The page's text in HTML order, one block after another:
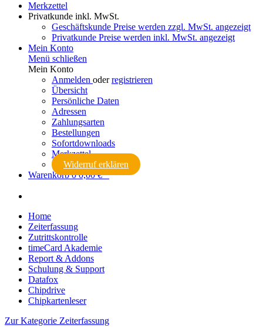
Merkzettel
Privatkunde inkl. MwSt.
Geschäftskunde Preise werden zzgl. MwSt. angezeigt
Privatkunde Preise werden inkl. MwSt. angezeigt
Mein Konto
Menü schließen
Mein Konto
Anmelden oderregistrieren
Übersicht
Persönliche Daten
Adressen
Zahlungsarten
Bestellungen
Sofortdownloads
Merkzettel
Widerruf erklären
Warenkorb0 0,00 € *
Home
Zeiterfassung
Zutrittskontrolle
timeCard Akademie
Report & Addons
Schulung & Support
Datafox
Chipdrive
Chipkartenleser
Zur Kategorie Zeiterfassung